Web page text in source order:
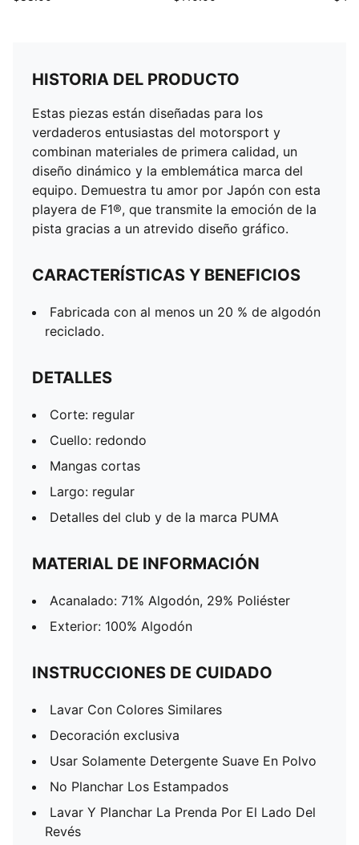
HISTORIA DEL PRODUCTO
Estas piezas están diseñadas para los
verdaderos entusiastas del motorsport y
combinan materiales de primera calidad, un
diseño dinámico y la emblemática marca del
equipo. Demuestra tu amor por Japón con esta
playera de F1®, que transmite la emoción de la
pista gracias a un atrevido diseño gráfico.
CARACTERÍSTICAS Y BENEFICIOS
Fabricada con al menos un 20 % de algodón
reciclado.
DETALLES
Corte: regular
Cuello: redondo
Mangas cortas
Largo: regular
Detalles del club y de la marca PUMA
MATERIAL DE INFORMACIÓN
Acanalado: 71% Algodón, 29% Poliéster
Exterior: 100% Algodón
INSTRUCCIONES DE CUIDADO
Lavar Con Colores Similares
Decoración exclusiva
Usar Solamente Detergente Suave En Polvo
No Planchar Los Estampados
Lavar Y Planchar La Prenda Por El Lado Del
Revés